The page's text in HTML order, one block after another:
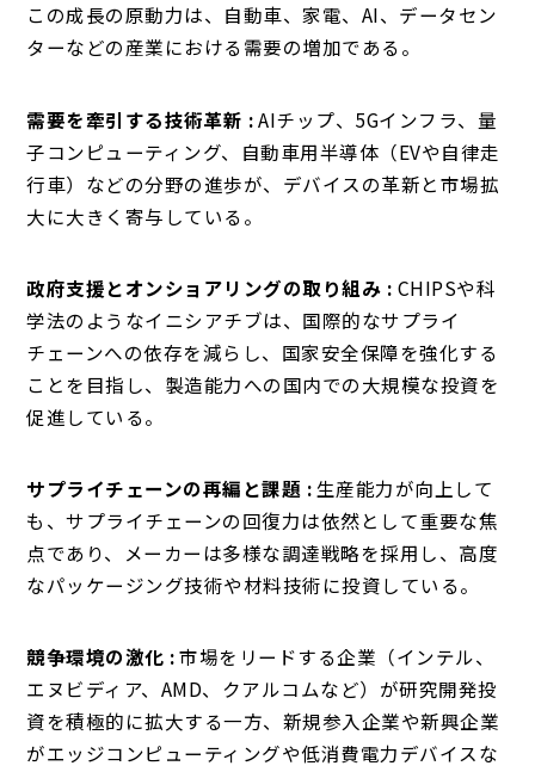
この成長の原動力は、自動車、家電、AI、データセン
ターなどの産業における需要の増加である。
需要を牽引する技術革新 :AIチップ、5Gインフラ、量
子コンピューティング、自動車用半導体（EVや自律走
行車）などの分野の進歩が、デバイスの革新と市場拡
大に大きく寄与している。
政府支援とオンショアリングの取り組み : CHIPSや科
学法のようなイニシアチブは、国際的なサプライ
チェーンへの依存を減らし、国家安全保障を強化する
ことを目指し、製造能力への国内での大規模な投資を
促進している。
サプライチェーンの再編と課題 : 生産能力が向上して
も、サプライチェーンの回復力は依然として重要な焦
点であり、メーカーは多様な調達戦略を採用し、高度
なパッケージング技術や材料技術に投資している。
競争環境の激化 :市場をリードする企業（インテル、
エヌビディア、AMD、クアルコムなど）が研究開発投
資を積極的に拡大する一方、新規参入企業や新興企業
がエッジコンピューティングや低消費電力デバイスな